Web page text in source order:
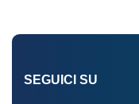
SEGUICI SU